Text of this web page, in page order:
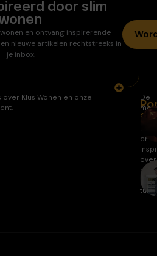
door slim
en ontvang inspirerende
nieuwe artikelen rechtstreeks in
je inbox.
over Klus Wonen en onze
De
en
over
huis
en
tuin.